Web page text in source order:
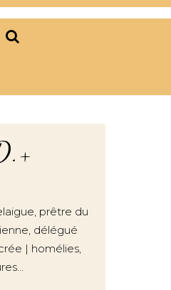
prêtre du
délégué
| homélies,